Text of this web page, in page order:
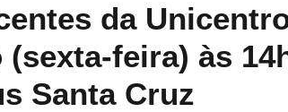
da
(sexta-feira) às
Santa Cruz